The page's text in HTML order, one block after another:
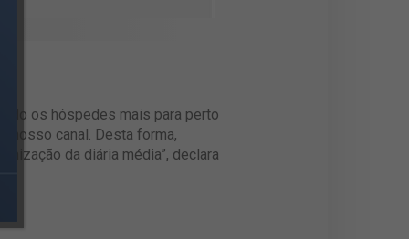
os hóspedes mais para perto
nosso canal. Desta forma,
da diária média”, declara